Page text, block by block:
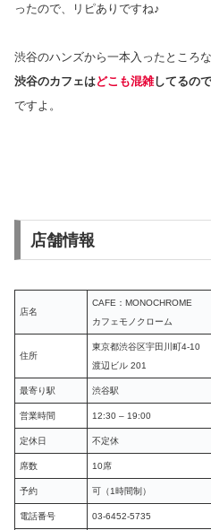
ったので、リピありですね♪
渋谷のハンズから一本入ったところな
渋谷のカフェはどこも混雑してるの
ですよ。
店舗情報
店名
CAFE：MONOCHROME
カフェモノクローム
住所
東京都渋谷区宇田川町4-10
渡辺ビル 201
最寄り駅 渋谷駅
営業時間 12:30 – 19:00
定休日 不定休
席数 10席
予約 可（1時間制）
電話番号 03-6452-5735